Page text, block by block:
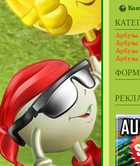
Арбузы
Арбузы
Арбузы
Арбузы